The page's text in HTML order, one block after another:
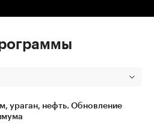
ураган, нефть. Обновление